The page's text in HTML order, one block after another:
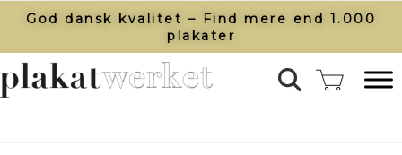
God dansk kvalitet – Find mere end 1.000
plakater​